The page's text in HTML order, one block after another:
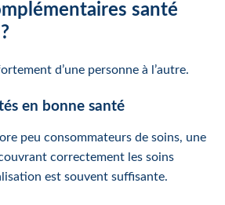
santé
d’une personne à l’autre.
en bonne santé
peu consommateurs de soins, une
correctement les soins
est souvent suffisante.